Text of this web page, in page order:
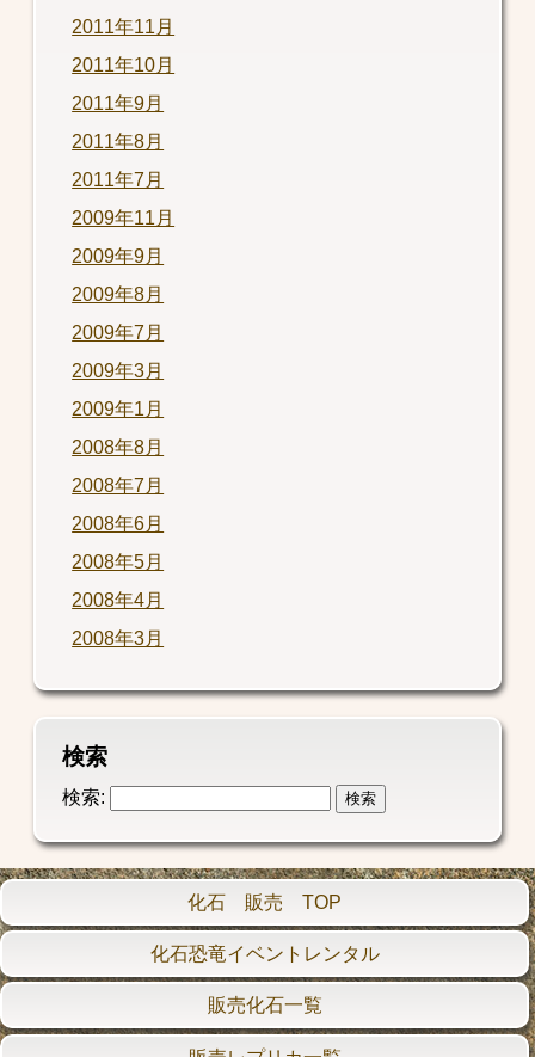
2011年11月
2011年10月
2011年9月
2011年8月
2011年7月
2009年11月
2009年9月
2009年8月
2009年7月
2009年3月
2009年1月
2008年8月
2008年7月
2008年6月
2008年5月
2008年4月
2008年3月
検索
検索:
化石 販売 TOP
化石恐竜イベントレンタル
販売化石一覧